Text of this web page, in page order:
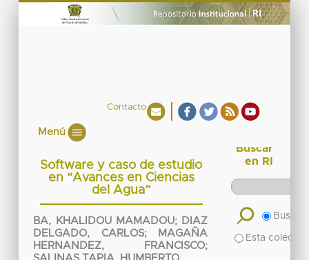
Contacto
Menú
Software y caso de estudio
en “Avances en Ciencias
del Agua”
BA, KHALIDOU MAMADOU; DIAZ
DELGADO, CARLOS;
MAGAÑA
HERNANDEZ, FRANCISCO;
Buscar
en RI
Buscar
Esta